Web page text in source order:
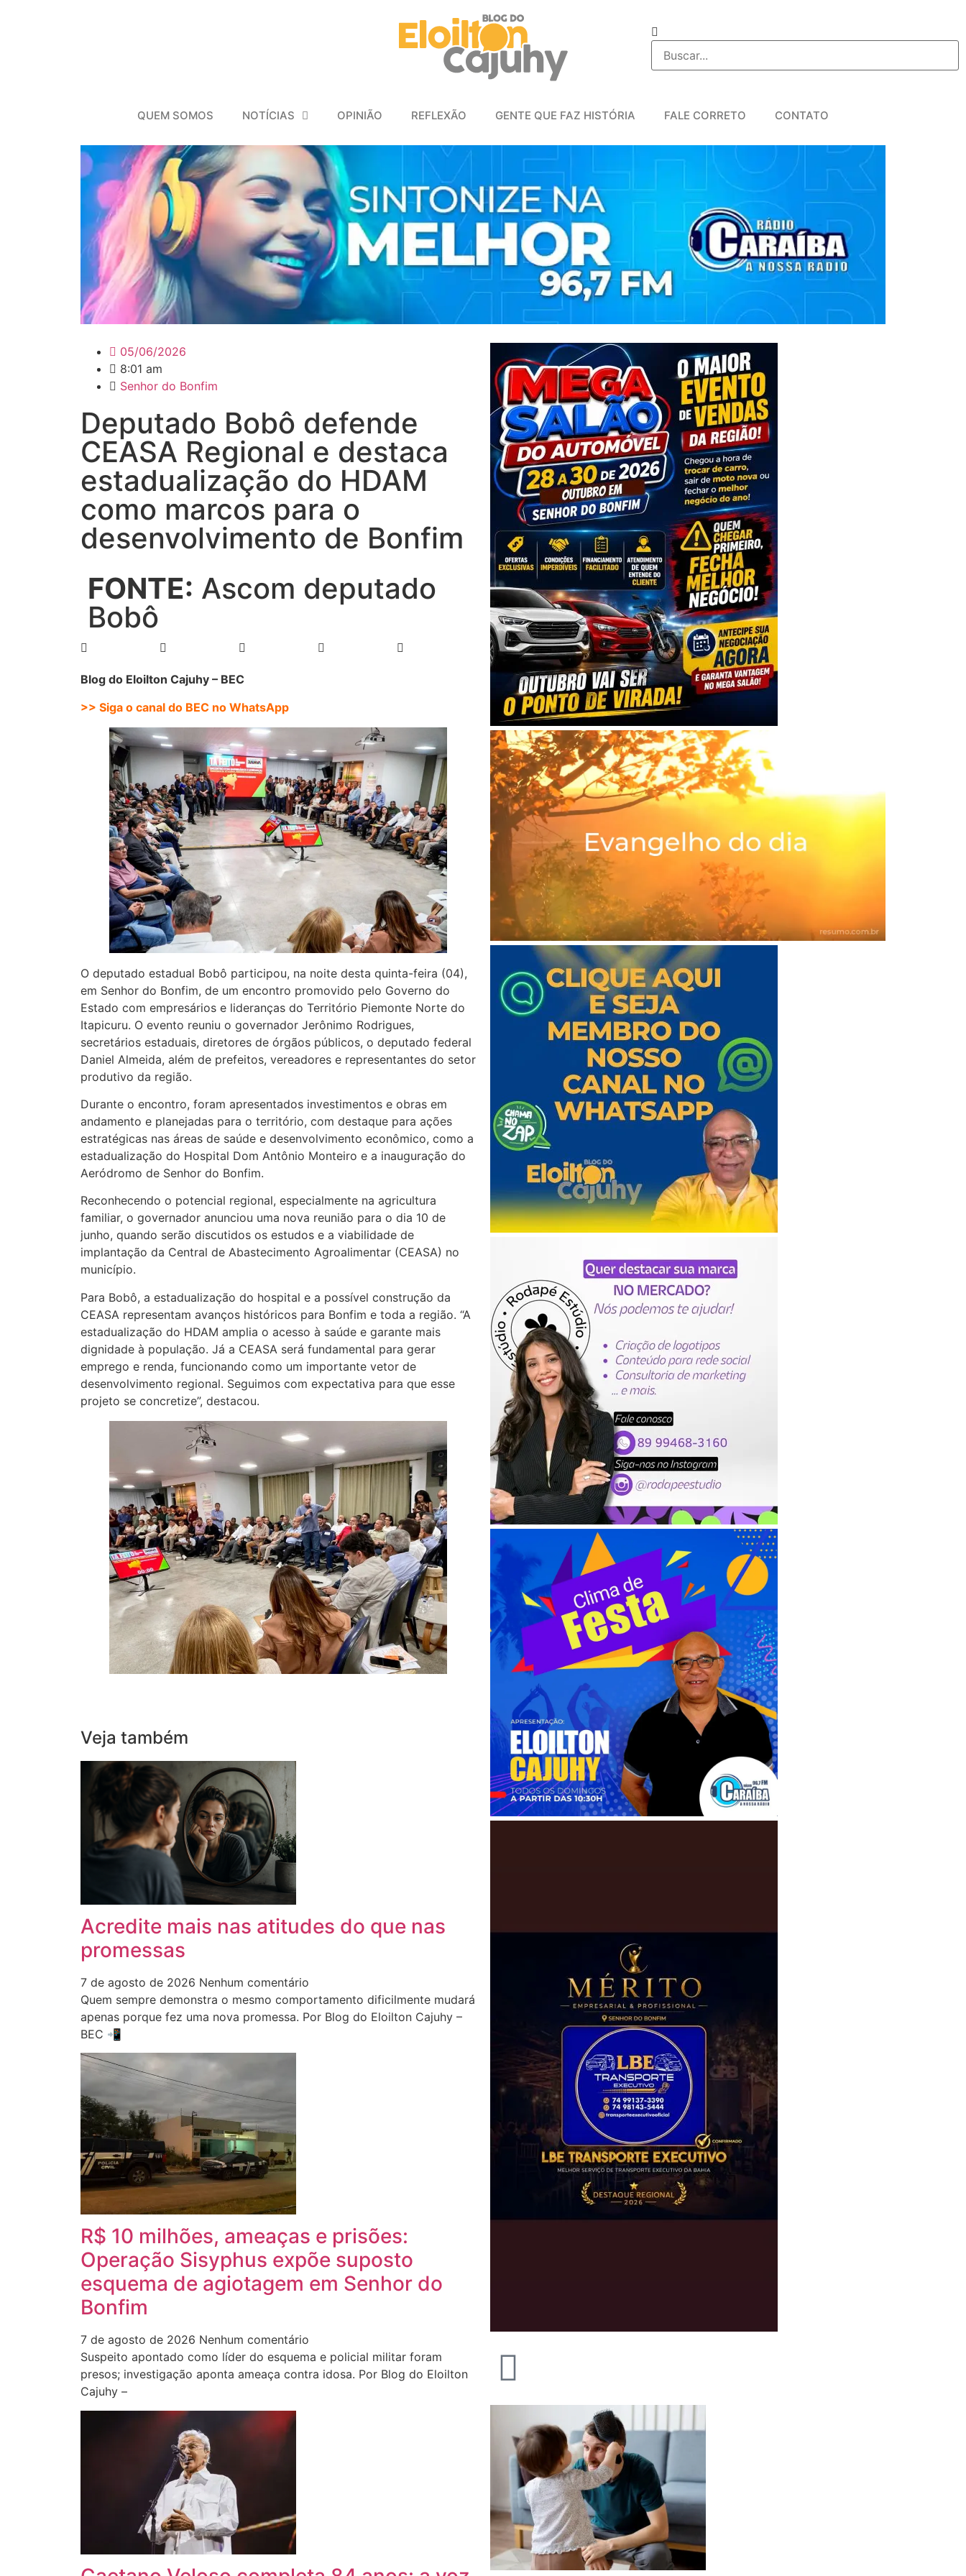
QUEM SOMOS NOTÍCIAS OPINIÃO REFLEXÃO GENTE QUE FAZ HISTÓRIA FALE CORRETO CONTATO
05/06/2026
8:01 am
Senhor do Bonfim
Deputado Bobô defende
CEASA Regional e destaca
estadualização do HDAM
como marcos para o
desenvolvimento de Bonfim
FONTE: Ascom deputado
Bobô
Blog do Eloilton Cajuhy – BEC
>> Siga o canal do BEC no WhatsApp
O deputado estadual Bobô participou, na noite desta quinta-feira (04),
em Senhor do Bonfim, de um encontro promovido pelo Governo do
Estado com empresários e lideranças do Território Piemonte Norte do
Itapicuru. O evento reuniu o governador Jerônimo Rodrigues,
secretários estaduais, diretores de órgãos públicos, o deputado federal
Daniel Almeida, além de prefeitos, vereadores e representantes do setor
produtivo da região.
Durante o encontro, foram apresentados investimentos e obras em
andamento e planejadas para o território, com destaque para ações
estratégicas nas áreas de saúde e desenvolvimento econômico, como a
estadualização do Hospital Dom Antônio Monteiro e a inauguração do
Aeródromo de Senhor do Bonfim.
Reconhecendo o potencial regional, especialmente na agricultura
familiar, o governador anunciou uma nova reunião para o dia 10 de
junho, quando serão discutidos os estudos e a viabilidade de
implantação da Central de Abastecimento Agroalimentar (CEASA) no
município.
Para Bobô, a estadualização do hospital e a possível construção da
CEASA representam avanços históricos para Bonfim e toda a região. “A
estadualização do HDAM amplia o acesso à saúde e garante mais
dignidade à população. Já a CEASA será fundamental para gerar
emprego e renda, funcionando como um importante vetor de
desenvolvimento regional. Seguimos com expectativa para que esse
projeto se concretize”, destacou.
Veja também
Acredite mais nas atitudes do que nas
promessas
7 de agosto de 2026 Nenhum comentário
Quem sempre demonstra o mesmo comportamento dificilmente mudará
apenas porque fez uma nova promessa. Por Blog do Eloilton Cajuhy –
BEC 📲
R$ 10 milhões, ameaças e prisões:
Operação Sisyphus expõe suposto
esquema de agiotagem em Senhor do
Bonfim
7 de agosto de 2026 Nenhum comentário
Suspeito apontado como líder do esquema e policial militar foram
presos; investigação aponta ameaça contra idosa. Por Blog do Eloilton
Cajuhy –